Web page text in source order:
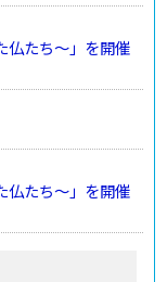
たち～」を開催
たち～」を開催